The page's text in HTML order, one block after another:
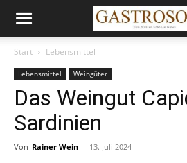
Start Lebensmittel
Lebensmittel Weingüter
Das Weingut
Sardinien
Von Rainer Wein - 13. Juli 2024